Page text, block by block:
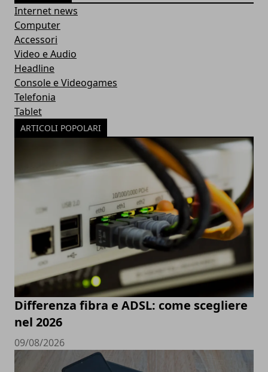
Internet news
Computer
Accessori
Video e Audio
Headline
Console e Videogames
Telefonia
Tablet
ARTICOLI POPOLARI
Differenza fibra e ADSL: come scegliere
nel 2026
09/08/2026